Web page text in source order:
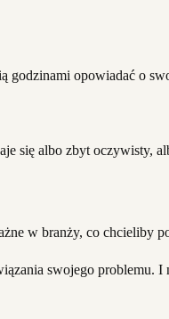
opowiadać o
się albo zbyt oczywisty,
w branży, co chcieliby
swojego problemu. I